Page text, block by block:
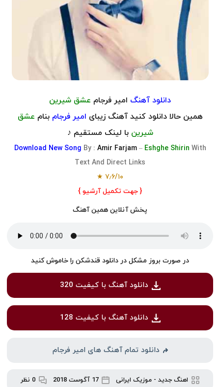
دانلود آهنگ امیر فرجام عشق شیرین
همین حالا دانلود کنید آهنگ زیبای امیر فرجام بنام عشق
شیرین با لینک مستقیم ♪
Download New Song By : Amir Farjam – Eshghe Shirin With
Text And Direct Links
۷٫۶/۱۰
★
{ جهت تکمیل آرشیو }
پخش آنلاین همین آهنگ
در صورت بروز مشکل در دانلود قندشکن را خاموش کنید
دانلود آهنگ با کیفیت 320
دانلود آهنگ با کیفیت 128
دانلود تمام آهنگ های امیر فرجام
اهنگ جدید- موزیک ایرانی 17 آگوست 2018 0 نظر